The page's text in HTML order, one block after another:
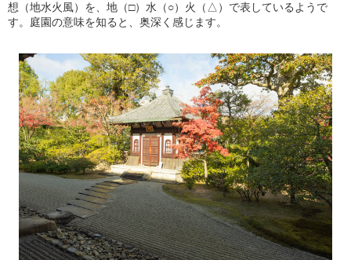
想（地水火風）を、地（□）水（○）火（△）で表しているようで
す。庭園の意味を知ると、奥深く感じます。